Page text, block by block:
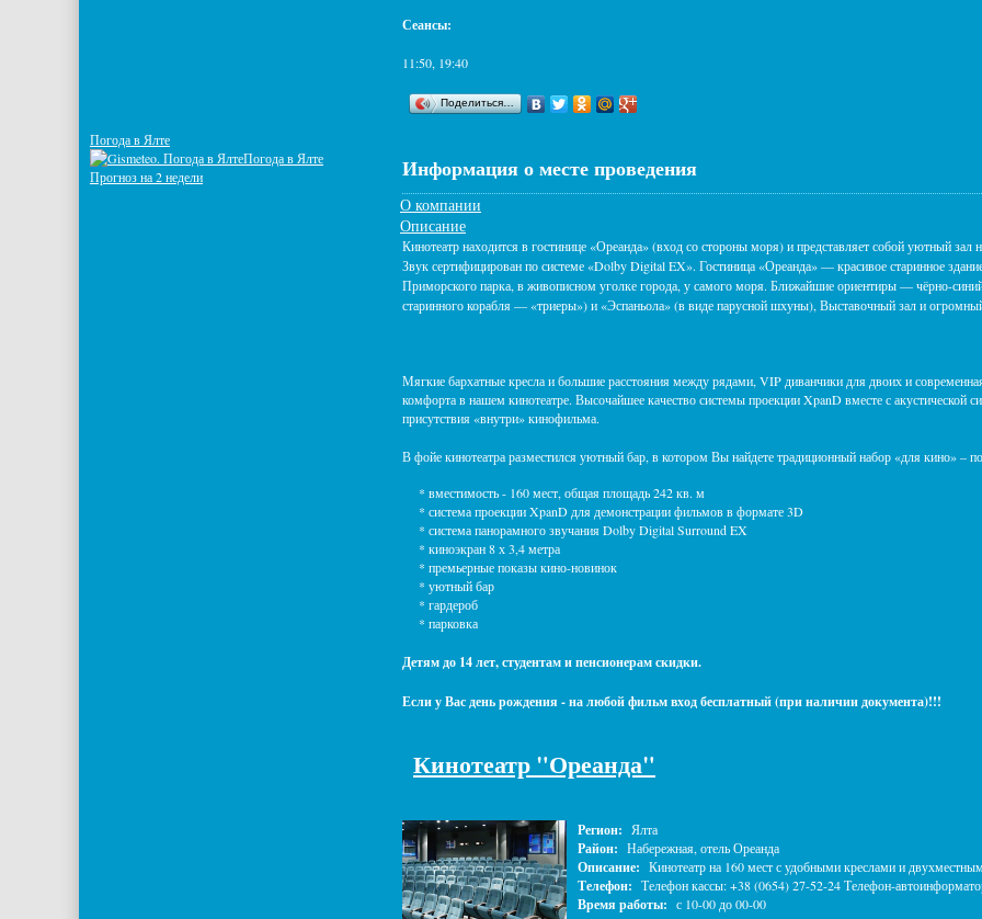
Сеансы:
11:50, 19:40
Поделиться…
Информация о месте проведения
О компании
Описание
Кинотеатр находится в гостинице «Ореанда» (вход со стороны моря) и представляет собой уютный
Звук сертифицирован по системе «Dolby Digital EX». Гостиница «Ореанда» — красивое старинное
Приморского парка, в живописном уголке города, у самого моря. Ближайшие ориентиры — чёрно-
старинного корабля — «триеры») и «Эспаньола» (в виде парусной шхуны), Выставочный зал и
Мягкие бархатные кресла и большие расстояния между рядами, VIP диванчики для двоих и
комфорта в нашем кинотеатре. Высочайшее качество системы проекции XpanD вместе с
присутствия «внутри» кинофильма.
В фойе кинотеатра разместился уютный бар, в котором Вы найдете традиционный набор «для кино» –
* вместимость - 160 мест, общая площадь 242 кв. м
* система проекции XpanD для демонстрации фильмов в формате 3D
* система панорамного звучания Dolby Digital Surround EX
* киноэкран 8 х 3,4 метра
* премьерные показы кино-новинок
* уютный бар
* гардероб
* парковка
Детям до 14 лет, студентам и пенсионерам скидки.
Если у Вас день рождения - на любой фильм вход бесплатный (при наличии документа)!!!
Кинотеатр "Ореанда"
Регион: Ялта
Район: Набережная, отель Ореанда
Описание: Кинотеатр на 160 мест с удобными креслами и
Телефон: Телефон кассы: +38 (0654) 27-52-24 Телефон-
Время работы: с 10-00 до 00-00
Погода в Ялте
Погода в Ялте
Прогноз на 2 недели